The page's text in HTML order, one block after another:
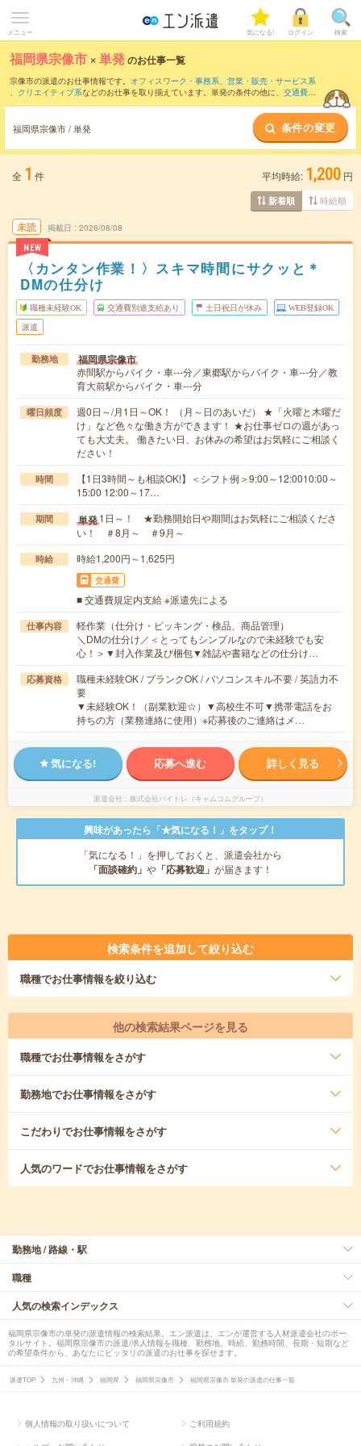
メニュー 気になる! ログイン 検索
福岡県宗像市 ×単発のお仕事一覧
宗像市の派遣のお仕事情報です。 オフィスワーク・事務系、 営業・販売・サービス系
、 クリエイティブ系などのお仕事を取り揃えています。単発の条件の他に、 交通費別
福岡県宗像市 / 単発 条件の変更
全 1 件 平均時給: 1,200 円
新着順 時給順
未読
NEW
掲載日 2026/08/08
〈カンタン作業！〉スキマ時間にサクッと＊
DMの仕分け
職種未経験OK 交通費別途支給あり 土日祝日が休み WEB登録OK
派遣
勤務地 福岡県宗像市
赤間駅からバイク・車---分／東郷駅からバイク・車---分／教
育大前駅からバイク・車---分
曜日頻度
週0日～/月1日～OK！ （月～日のあいだ） ★「火曜と木曜だ
け」など色々な働き方ができます！ ★お仕事ゼロの週があっ
ても大丈夫。 働きたい日、お休みの希望はお気軽にご相談く
ださい！
時間
【1日3時間～も相談OK!】＜シフト例＞9:00～12:0010:00～
15:00 12:00～17…
期間 単発1日～！ ★勤務開始日や期間はお気軽にご相談くださ
い！ ＃8月～ ＃9月～
時給 時給1,200円～1,625円
交通費
■ 交通費規定内支給 ※派遣先による
仕事内容
軽作業（仕分け・ピッキング・検品、商品管理）
＼DMの仕分け／＜とってもシンプルなので未経験でも安
心！＞▼封入作業及び梱包▼雑誌や書籍などの仕分け…
応募資格
職種未経験OK / ブランクOK / パソコンスキル不要 / 英語力不
要
▼未経験OK！（副業歓迎☆）▼高校生不可▼携帯電話をお
持ちの方（業務連絡に使用）※応募後のご連絡はメ…
気になる! 応募へ進む 詳しく見る
派遣会社 株式会社バイトレ（キャムコムグループ）
興味があったら「★気になる！」をタップ！
「気になる！」を押しておくと、派遣会社から
「面談確約」 や 「応募歓迎」 が届きます！
検索条件を追加して絞り込む
職種でお仕事情報を絞り込む
他の検索結果ページを見る
職種でお仕事情報をさがす
勤務地でお仕事情報をさがす
こだわりでお仕事情報をさがす
人気のワードでお仕事情報をさがす
勤務地 / 路線・駅
職種
人気の検索インデックス
福岡県宗像市の単発の派遣情報の検索結果。エン派遣は、エンが運営する人材派遣会社のポー
タルサイト。福岡県宗像市の派遣/求人情報を職種、勤務地、時給、勤務時間、長期・短期など
の希望条件から、あなたにピッタリの派遣のお仕事を探せます。
派遣TOP 九州・沖縄 福岡県 福岡県宗像市 福岡県宗像市 単発の派遣の仕事一覧
個人情報の取り扱いについて ご利用規約